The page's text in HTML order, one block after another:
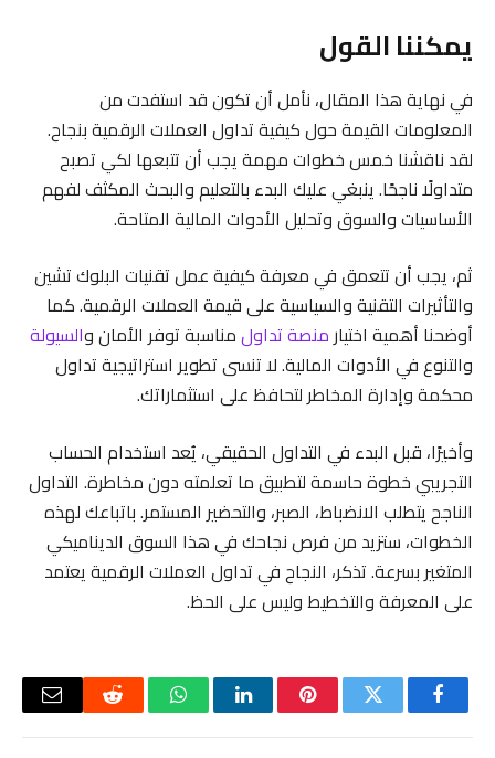
يمكننا القول
في نهاية هذا المقال، نأمل أن تكون قد استفدت من
المعلومات القيمة حول كيفية تداول العملات الرقمية بنجاح.
لقد ناقشنا خمس خطوات مهمة يجب أن تتبعها لكي تصبح
متداولًا ناجحًا. ينبغي عليك البدء بالتعليم والبحث المكثف لفهم
الأساسيات والسوق وتحليل الأدوات المالية المتاحة.
ثم، يجب أن تتعمق في معرفة كيفية عمل تقنيات البلوك تشين
والتأثيرات التقنية والسياسية على قيمة العملات الرقمية. كما
أوضحنا أهمية اختيارمنصة تداولمناسبة توفر الأمان والسيولة
والتنوع في الأدوات المالية. لا تنسى تطوير استراتيجية تداول
محكمة وإدارة المخاطر لتحافظ على استثماراتك.
وأخيرًا، قبل البدء في التداول الحقيقي، يُعد استخدام الحساب
التجريبي خطوة حاسمة لتطبيق ما تعلمته دون مخاطرة. التداول
الناجح يتطلب الانضباط، الصبر، والتحضير المستمر. باتباعك لهذه
الخطوات، ستزيد من فرص نجاحك في هذا السوق الديناميكي
المتغير بسرعة. تذكر، النجاح في تداول العملات الرقمية يعتمد
على المعرفة والتخطيط وليس على الحظ.
فيسبوكتويتر بينتيريستلينكدإن واتسابرديت
البريد